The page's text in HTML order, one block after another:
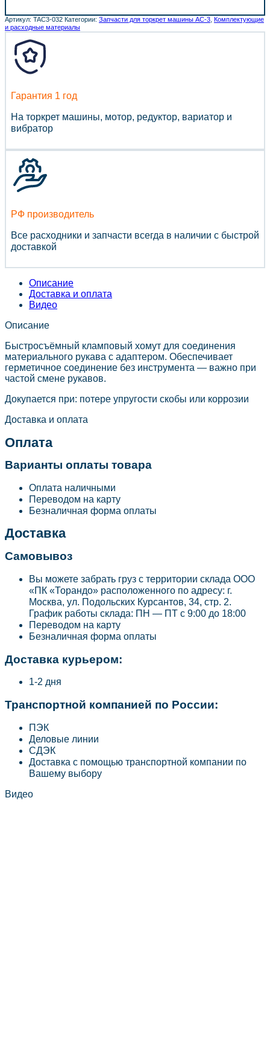
Артикул: TAC3-032 Категории: Запчасти для торкрет машины АС-3, Комплектующие
и расходные материалы
Гарантия 1 год
На торкрет машины, мотор, редуктор, вариатор и
вибратор
РФ производитель
Все расходники и запчасти всегда в наличии с быстрой
доставкой
Описание
Доставка и оплата
Видео
Описание
Быстросъёмный кламповый хомут для соединения
материального рукава с адаптером. Обеспечивает
герметичное соединение без инструмента — важно при
частой смене рукавов.
Докупается при: потере упругости скобы или коррозии
Доставка и оплата
Оплата
Варианты оплаты товара
Оплата наличными
Переводом на карту
Безналичная форма оплаты
Доставка
Самовывоз
Вы можете забрать груз с территории склада ООО
«ПК «Торандо» расположенного по адресу: г.
Москва, ул. Подольских Курсантов, 34, стр. 2.
График работы склада: ПН — ПТ с 9:00 до 18:00
Переводом на карту
Безналичная форма оплаты
Доставка курьером:
1-2 дня
Транспортной компанией по России:
ПЭК
Деловые линии
СДЭК
Доставка с помощью транспортной компании по
Вашему выбору
Видео